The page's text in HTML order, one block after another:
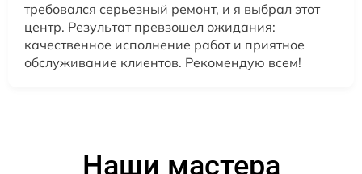
требовался серьезный ремонт, и я выбрал этот
центр. Результат превзошел ожидания:
качественное исполнение работ и приятное
обслуживание клиентов. Рекомендую всем!
Наши мастера